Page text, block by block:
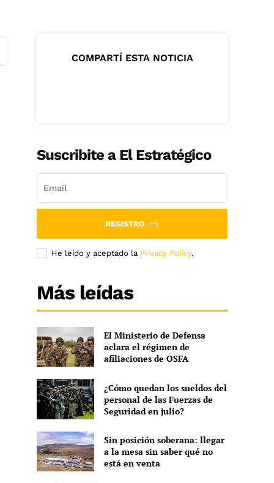
COMPARTÍ ESTA NOTICIA
Suscribite a El Estratégico
REGISTRO
He leído y aceptado la Privacy Policy.
Más leídas
El Ministerio de Defensa
aclara el régimen de
afiliaciones de OSFA
¿Cómo quedan los sueldos del
personal de las Fuerzas de
Seguridad en julio?
Sin posición soberana: llegar
a la mesa sin saber qué no
está en venta